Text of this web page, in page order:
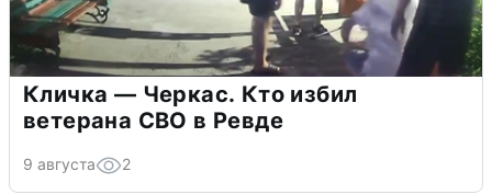
Кличка — Черкас. Кто избил
ветерана СВО в Ревде
9 августа 2